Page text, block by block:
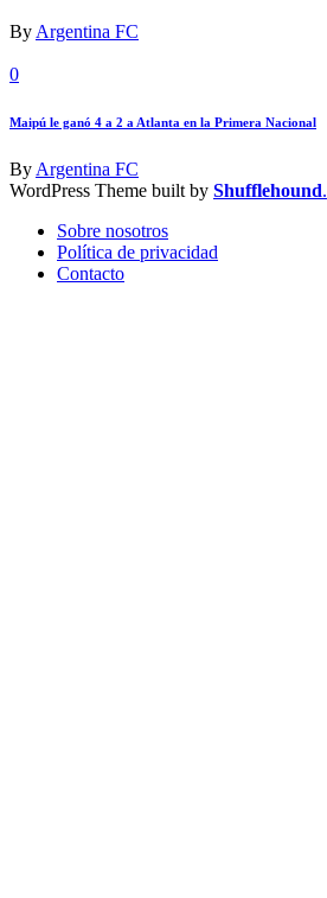
ByArgentina FC
0
Maipú le ganó 4 a 2 a Atlanta en la Primera Nacional
ByArgentina FC
WordPress Theme built by Shufflehound.
Sobre nosotros
Política de privacidad
Contacto